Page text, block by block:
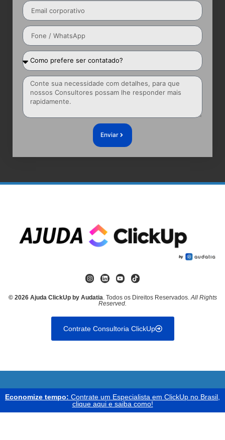
Enviar
© 2026 Ajuda ClickUp by Audatia. Todos os Direitos Reservados.All Rights
Reserved.
Contrate Consultoria ClickUp
Economize tempo: Contrate um Especialista em ClickUp no Brasil,
clique aqui e saiba como!